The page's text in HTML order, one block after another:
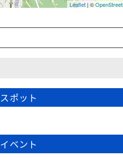
スポット
イベント